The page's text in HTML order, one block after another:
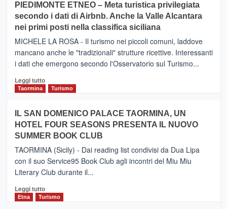
CATANIA
–
Inaugurato
il
nuovo
collegamento
tra
e
Zanzibar
da
Neos
PIEDIMONTE ETNEO – Meta turistica privilegiata
secondo i dati di Airbnb. Anche la Valle Alcantara
nei primi posti nella classifica siciliana
MICHELE LA ROSA - Il turismo nei piccoli comuni, laddove
mancano anche le "tradizionali" strutture ricettive. Interessanti
i dati che emergono secondo l'Osservatorio sul Turismo...
Leggi tuttoLeggi
PIEDIMONTE
ETNEO
–
Meta
turistica
privilegiata
secondo
dati
di
Taormina Turismo
IL SAN DOMENICO PALACE TAORMINA, UN
HOTEL FOUR SEASONS PRESENTA IL NUOVO
SUMMER BOOK CLUB
TAORMINA (Sicily) - Dai reading list condivisi da Dua Lipa
con il suo Service95 Book Club agli incontri del Miu Miu
Literary Club durante il...
Leggi tuttoLeggi
di
Etna Turismo